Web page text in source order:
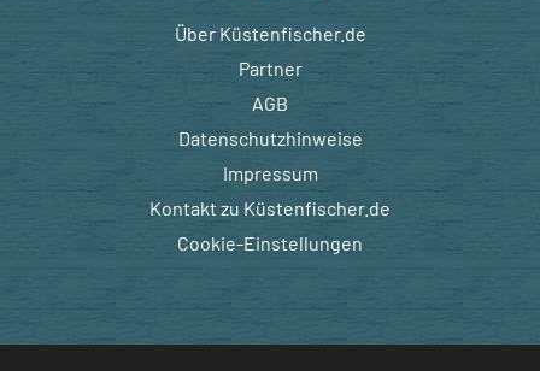
Über Küstenfischer.de
Partner
AGB
Datenschutzhinweise
Impressum
Kontakt zu Küstenfischer.de
Cookie-Einstellungen